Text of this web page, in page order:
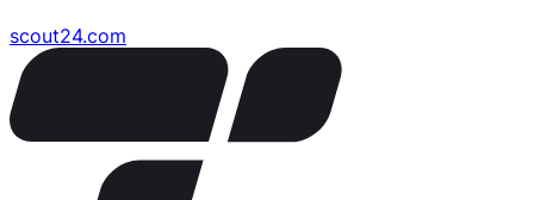
scout24.com